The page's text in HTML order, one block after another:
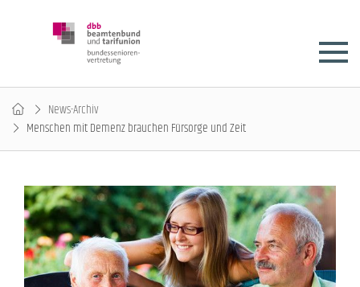
News-Archiv
Menschen mit Demenz brauchen Fürsorge und Zeit